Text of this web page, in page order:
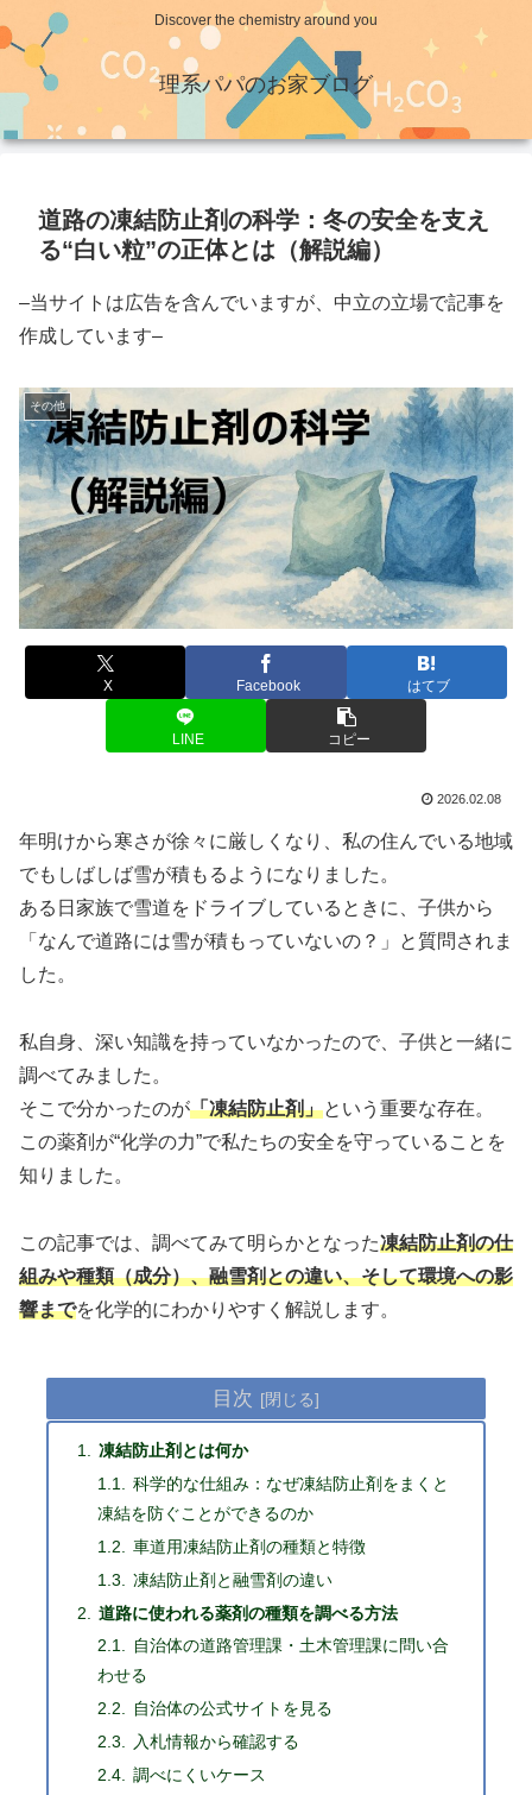
Discover the chemistry around you
理系パパのお家ブログ
道路の凍結防止剤の科学：冬の安全を支え
る“白い粒”の正体とは（解説編）
–当サイトは広告を含んでいますが、中立の立場で記事を
作成しています–
その他
X Facebook はてブ
LINE コピー
2026.02.08
年明けから寒さが徐々に厳しくなり、私の住んでいる地域
でもしばしば雪が積もるようになりました。
ある日家族で雪道をドライブしているときに、子供から
「なんで道路には雪が積もっていないの？」と質問されま
した。
私自身、深い知識を持っていなかったので、子供と一緒に
調べてみました。
そこで分かったのが「凍結防止剤」という重要な存在。
この薬剤が“化学の力”で私たちの安全を守っていることを
知りました。
この記事では、調べてみて明らかとなった凍結防止剤の仕
組みや種類（成分）、融雪剤との違い、そして環境への影
響までを化学的にわかりやすく解説します。
目次
凍結防止剤とは何か
科学的な仕組み：なぜ凍結防止剤をまくと
凍結を防ぐことができるのか
車道用凍結防止剤の種類と特徴
凍結防止剤と融雪剤の違い
道路に使われる薬剤の種類を調べる方法
自治体の道路管理課・土木管理課に問い合
わせる
自治体の公式サイトを見る
入札情報から確認する
調べにくいケース